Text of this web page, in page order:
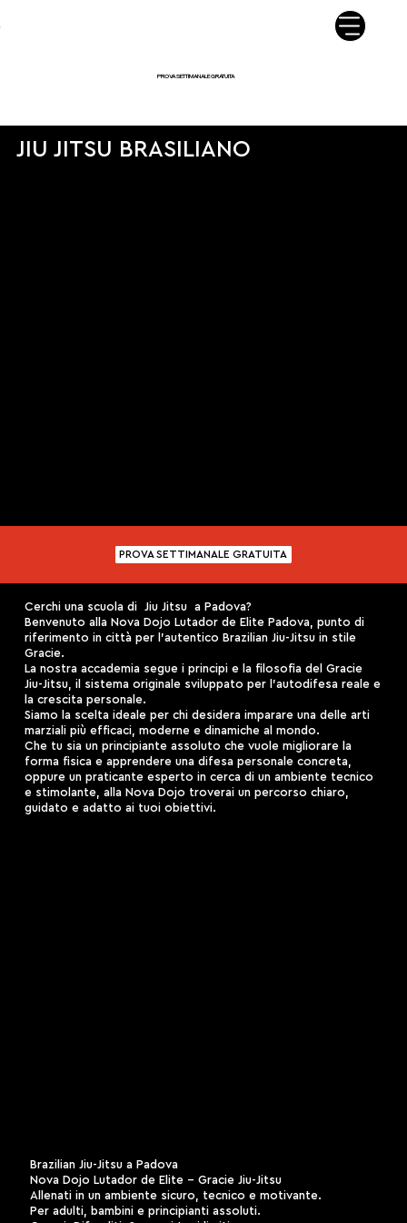
PROVA SETTIMANALE GRATUITA
JIU JITSU BRASILIANO
PROVA SETTIMANALE GRATUITA
Cerchi una scuola di Jiu Jitsu a Padova?
Benvenuto alla Nova Dojo Lutador de Elite Padova, punto di
riferimento in città per l’autentico Brazilian Jiu-Jitsu in stile
Gracie.
La nostra accademia segue i principi e la filosofia del Gracie
Jiu-Jitsu, il sistema originale sviluppato per l’autodifesa reale e
la crescita personale.
Siamo la scelta ideale per chi desidera imparare una delle arti
marziali più efficaci, moderne e dinamiche al mondo.
Che tu sia un principiante assoluto che vuole migliorare la
forma fisica e apprendere una difesa personale concreta,
oppure un praticante esperto in cerca di un ambiente tecnico
e stimolante, alla Nova Dojo troverai un percorso chiaro,
guidato e adatto ai tuoi obiettivi.
Brazilian Jiu-Jitsu a Padova
Nova Dojo Lutador de Elite – Gracie Jiu-Jitsu
Allenati in un ambiente sicuro, tecnico e motivante.
Per adulti, bambini e principianti assoluti.